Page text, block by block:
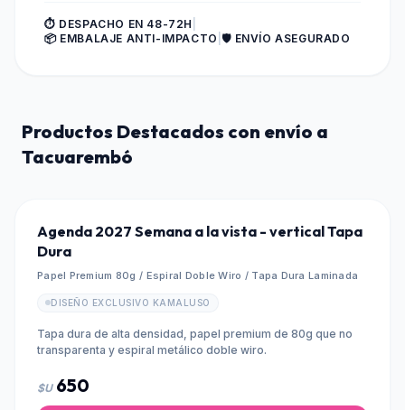
⏱️ DESPACHO EN 48-72H
📦 EMBALAJE ANTI-IMPACTO 🛡️ ENVÍO ASEGURADO
Productos Destacados con envío a
Tacuarembó
Agenda 2027 Semana a la vista - vertical Tapa
Dura
Papel Premium 80g / Espiral Doble Wiro / Tapa Dura Laminada
DISEÑO EXCLUSIVO KAMALUSO
Tapa dura de alta densidad, papel premium de 80g que no
transparenta y espiral metálico doble wiro.
$U 650